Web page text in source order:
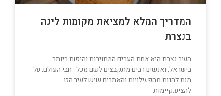
המדריך המלא למציאת מקומות לינה
בנצרת
העיר נצרת היא אחת הערים המתוירות והיפות ביותר
בישראל, ואנשים רבים מתקבצים לשם מכל רחבי העולם, על
מנת להנות מהפעילויות והאתרים שיש לעיר הזו
להציע.קיימות